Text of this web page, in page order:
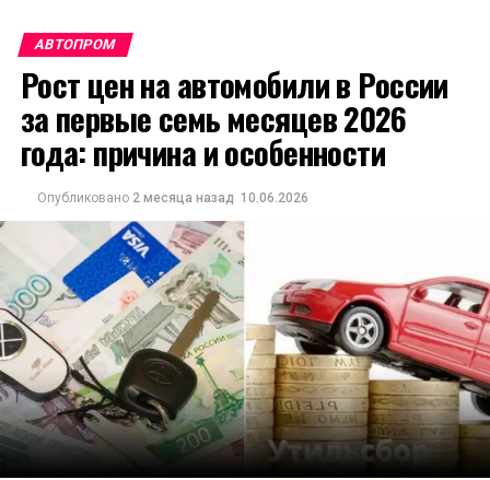
АВТОПРОМ
Рост цен на автомобили в России
за первые семь месяцев 2026
года: причина и особенности
Опубликовано 2 месяца назад 10.06.2026